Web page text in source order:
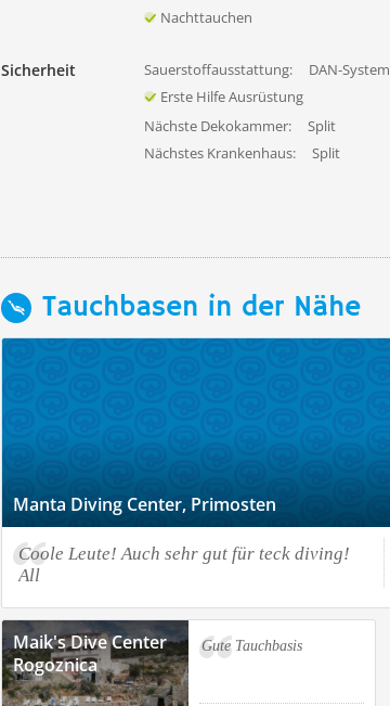
Nachttauchen
Sicherheit Sauerstoffausstattung:
DAN-System
Erste Hilfe Ausrüstung
Nächste Dekokammer:
Split
Nächstes Krankenhaus:
Split
Tauchbasen in der Nähe
Manta Diving Center, Primosten
Coole Leute! Auch sehr gut für teck diving!
All
Maik's Dive Center
Rogoznica
Gute Tauchbasis